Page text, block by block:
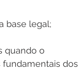
base legal;
quando o
fundamentais dos